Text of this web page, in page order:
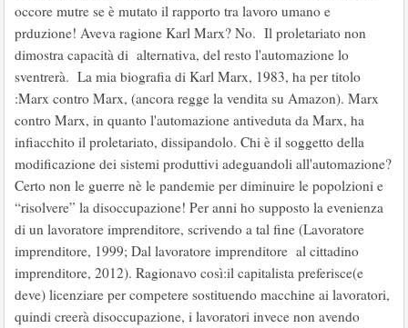
occore mutre se è mutato il rapporto tra lavoro umano e
prduzione! Aveva ragione Karl Marx? No. Il proletariato non
dimostra capacità di alternativa, del resto l'automazione lo
sventrerà. La mia biografia di Karl Marx, 1983, ha per titolo
:Marx contro Marx, (ancora regge la vendita su Amazon). Marx
contro Marx, in quanto l'automazione antiveduta da Marx, ha
infiacchito il proletariato, dissipandolo. Chi è il soggetto della
modificazione dei sistemi produttivi adeguandoli all'automazione?
Certo non le guerre nè le pandemie per diminuire le popolzioni e
“risolvere” la disoccupazione! Per anni ho supposto la evenienza
di un lavoratore imprenditore, scrivendo a tal fine (Lavoratore
imprenditore, 1999; Dal lavoratore imprenditore al cittadino
imprenditore, 2012). Ragionavo così:il capitalista preferisce(e
deve) licenziare per competere sostituendo macchine ai lavoratori,
quindi creerà disoccupazione, i lavoratori invece non avendo